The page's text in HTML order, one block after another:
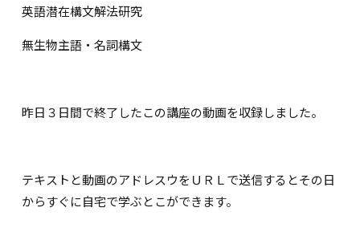
英語潜在構文解法研究
無生物主語・名詞構文
昨日３日間で終了したこの講座の動画を収録しました。
テキストと動画のアドレスウをＵＲＬで送信するとその日
からすぐに自宅で学ぶとこができます。